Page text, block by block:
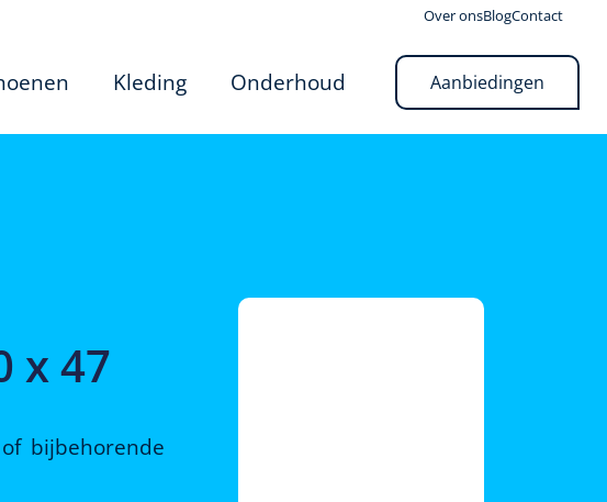
Over onsBlogContact
Kleding Onderhoud Aanbiedingen
x 47
of bijbehorende